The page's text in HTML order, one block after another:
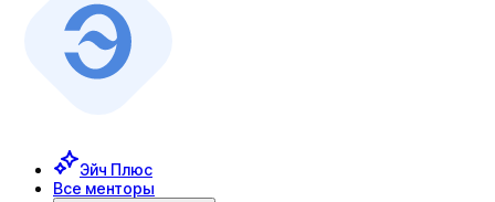
Эйч Плюс
Все менторы